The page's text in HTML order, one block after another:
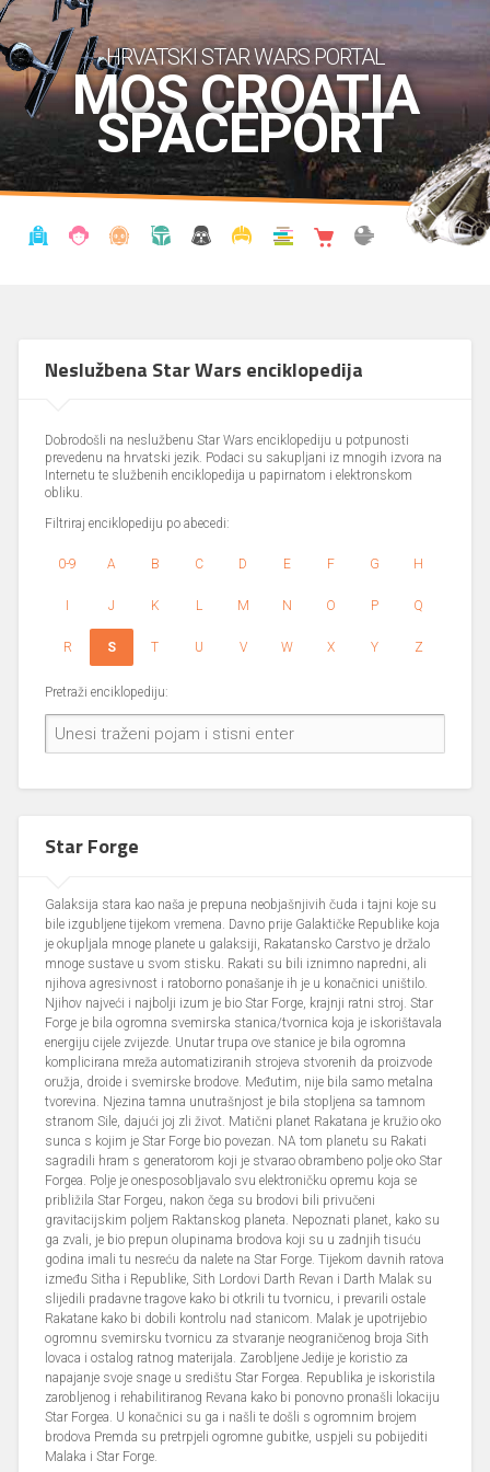
HRVATSKI STAR WARS PORTAL
MOS CROATIA
SPACEPORT
Neslužbena Star Wars enciklopedija
Dobrodošli na neslužbenu Star Wars enciklopediju u potpunosti
prevedenu na hrvatski jezik. Podaci su sakupljani iz mnogih izvora na
Internetu te službenih enciklopedija u papirnatom i elektronskom
obliku.
Filtriraj enciklopediju po abecedi:
0-9 A B C D E F G H
I J K L M N O P Q
R S T U V W X Y Z
Pretraži enciklopediju:
Star Forge
Galaksija stara kao naša je prepuna neobjašnjivih čuda i tajni koje su
bile izgubljene tijekom vremena. Davno prije Galaktičke Republike koja
je okupljala mnoge planete u galaksiji, Rakatansko Carstvo je držalo
mnoge sustave u svom stisku. Rakati su bili iznimno napredni, ali
njihova agresivnost i ratoborno ponašanje ih je u konačnici uništilo.
Njihov najveći i najbolji izum je bio Star Forge, krajnji ratni stroj. Star
Forge je bila ogromna svemirska stanica/tvornica koja je iskorištavala
energiju cijele zvijezde. Unutar trupa ove stanice je bila ogromna
komplicirana mreža automatiziranih strojeva stvorenih da proizvode
oružja, droide i svemirske brodove. Međutim, nije bila samo metalna
tvorevina. Njezina tamna unutrašnjost je bila stopljena sa tamnom
stranom Sile, dajući joj zli život. Matični planet Rakatana je kružio oko
sunca s kojim je Star Forge bio povezan. NA tom planetu su Rakati
sagradili hram s generatorom koji je stvarao obrambeno polje oko Star
Forgea. Polje je onesposobljavalo svu elektroničku opremu koja se
približila Star Forgeu, nakon čega su brodovi bili privučeni
gravitacijskim poljem Raktanskog planeta. Nepoznati planet, kako su
ga zvali, je bio prepun olupinama brodova koji su u zadnjih tisuću
godina imali tu nesreću da nalete na Star Forge. Tijekom davnih ratova
između Sitha i Republike, Sith Lordovi Darth Revan i Darth Malak su
slijedili pradavne tragove kako bi otkrili tu tvornicu, i prevarili ostale
Rakatane kako bi dobili kontrolu nad stanicom. Malak je upotrijebio
ogromnu svemirsku tvornicu za stvaranje neograničenog broja Sith
lovaca i ostalog ratnog materijala. Zarobljene Jedije je koristio za
napajanje svoje snage u središtu Star Forgea. Republika je iskoristila
zarobljenog i rehabilitiranog Revana kako bi ponovno pronašli lokaciju
Star Forgea. U konačnici su ga i našli te došli s ogromnim brojem
brodova Premda su pretrpjeli ogromne gubitke, uspjeli su pobijediti
Malaka i Star Forge.